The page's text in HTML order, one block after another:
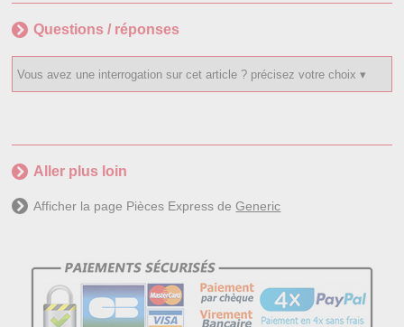
Questions / réponses
Aller plus loin
Afficher la page Pièces Express deGeneric